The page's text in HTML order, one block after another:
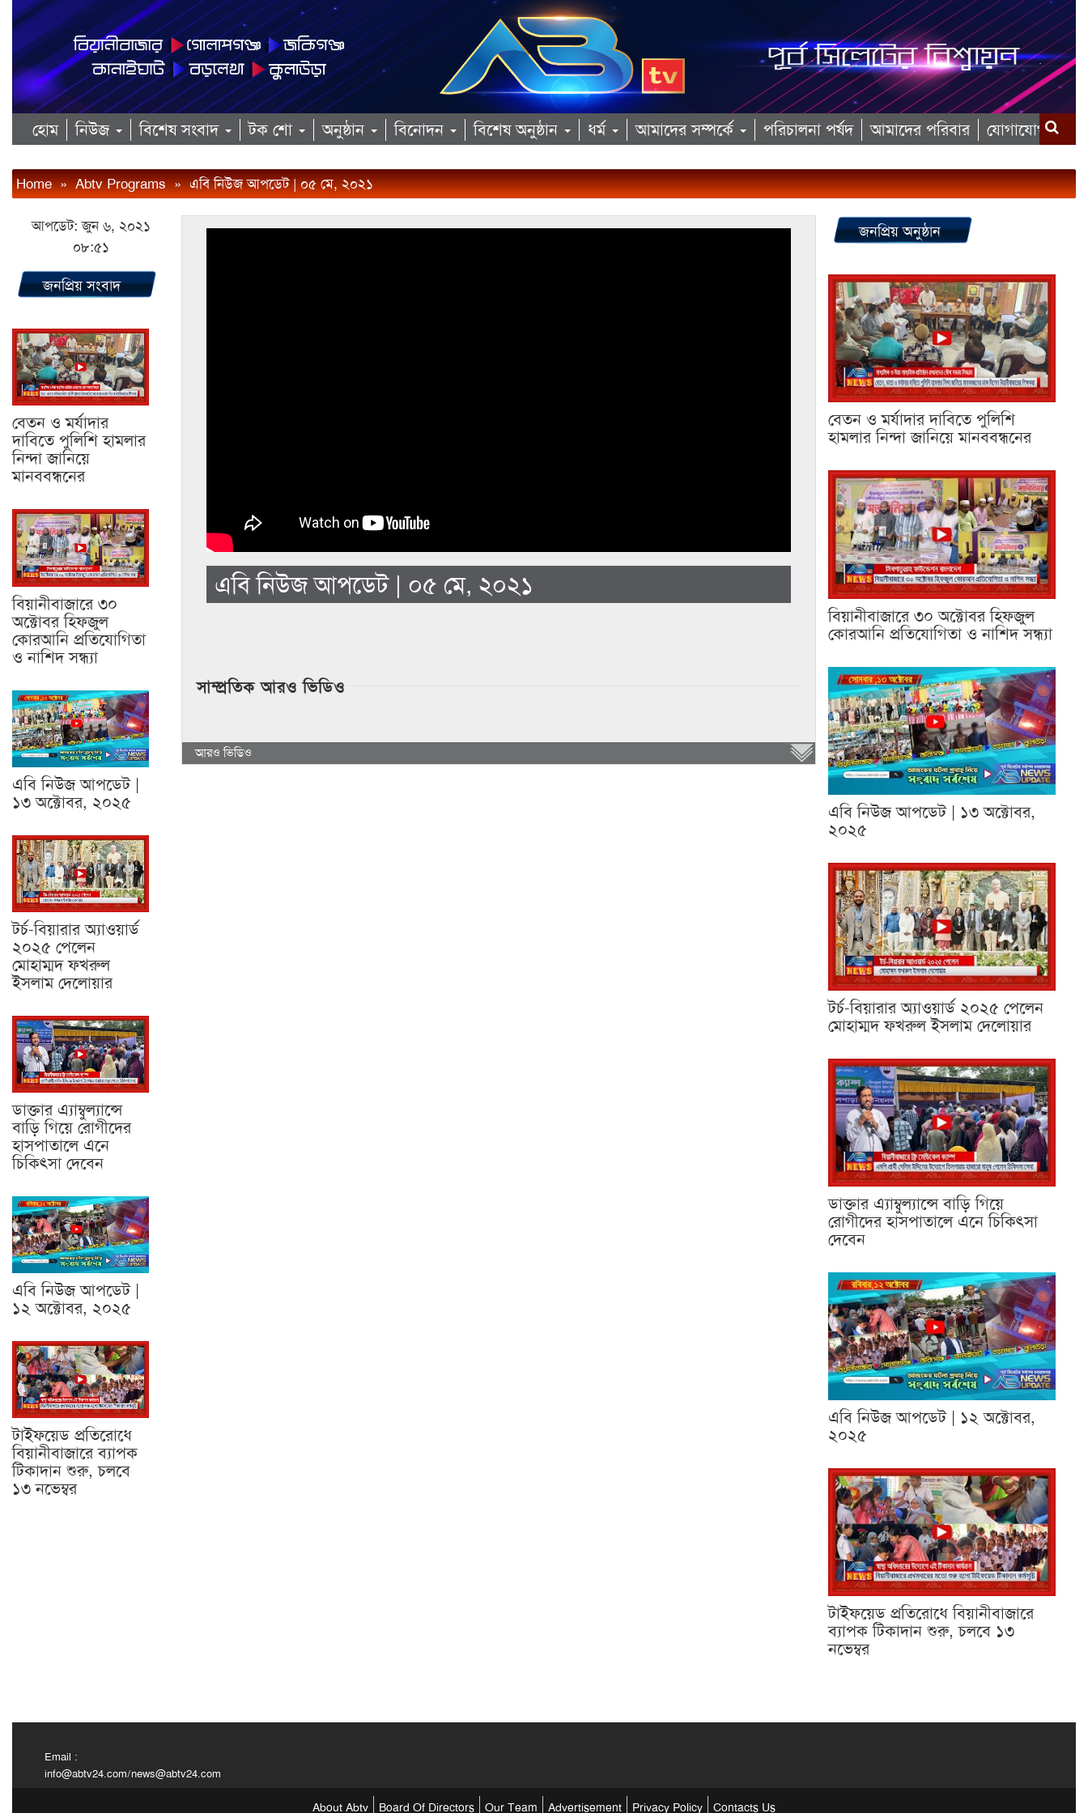
হোম নিউজ বিশেষ সংবাদ টক শো অনুষ্ঠান বিনোদন বিশেষ অনুষ্ঠান ধর্ম আমাদের সম্পর্কে পরিচালনা পর্ষদ আমাদের পরিবার যোগাযোগ
Home » Abtv Programs » এবি নিউজ আপডেট | ০৫ মে, ২০২১
আপডেট: জুন ৬, ২০২১
০৮:৫১
জনপ্রিয় সংবাদ
বেতন ও মর্যাদার
দাবিতে পুলিশি হামলার
নিন্দা জানিয়ে
মানববন্ধনের
বিয়ানীবাজারে ৩০
অক্টোবর হিফজুল
কোরআনি প্রতিযোগিতা
ও নাশিদ সন্ধ্যা
এবি নিউজ আপডেট |
১৩ অক্টোবর, ২০২৫
টর্চ-বিয়ারার অ্যাওয়ার্ড
২০২৫ পেলেন
মোহাম্মদ ফখরুল
ইসলাম দেলোয়ার
ডাক্তার এ্যাম্বুল্যান্সে
বাড়ি গিয়ে রোগীদের
হাসপাতালে এনে
চিকিৎসা দেবেন
এবি নিউজ আপডেট |
১২ অক্টোবর, ২০২৫
টাইফয়েড প্রতিরোধে
বিয়ানীবাজারে ব্যাপক
টিকাদান শুরু, চলবে
১৩ নভেম্বর
এবি নিউজ আপডেট | ০৫ মে, ২০২১
সাম্প্রতিক আরও ভিডিও
আরও ভিডিও
জনপ্রিয় অনুষ্ঠান
বেতন ও মর্যাদার দাবিতে পুলিশি
হামলার নিন্দা জানিয়ে মানববন্ধনের
বিয়ানীবাজারে ৩০ অক্টোবর হিফজুল
কোরআনি প্রতিযোগিতা ও নাশিদ সন্ধ্যা
এবি নিউজ আপডেট | ১৩ অক্টোবর,
২০২৫
টর্চ-বিয়ারার অ্যাওয়ার্ড ২০২৫ পেলেন
মোহাম্মদ ফখরুল ইসলাম দেলোয়ার
ডাক্তার এ্যাম্বুল্যান্সে বাড়ি গিয়ে
রোগীদের হাসপাতালে এনে চিকিৎসা
দেবেন
এবি নিউজ আপডেট | ১২ অক্টোবর,
২০২৫
টাইফয়েড প্রতিরোধে বিয়ানীবাজারে
ব্যাপক টিকাদান শুরু, চলবে ১৩
নভেম্বর
Email :
info@abtv24.com/news@abtv24.com
About Abtv Board Of Directors Our Team Advertisement Privacy Policy Contacts Us